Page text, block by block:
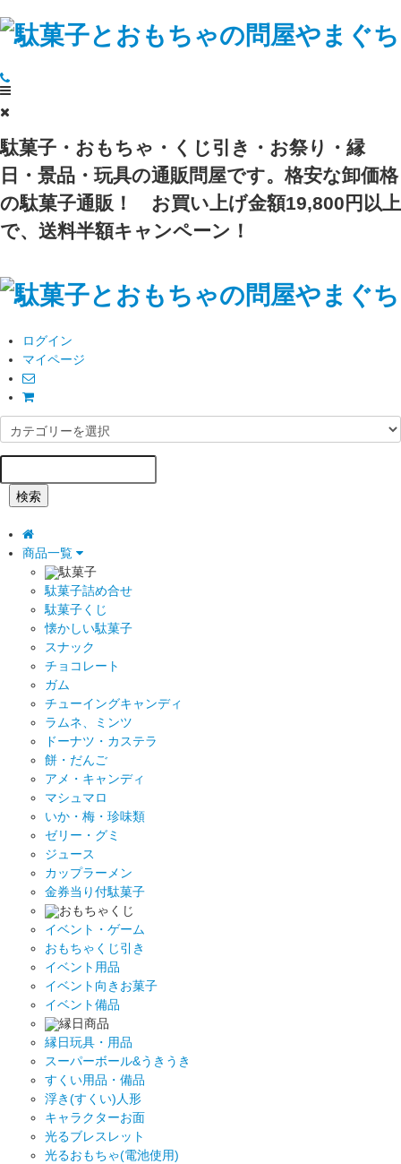
駄菓子・おもちゃ・くじ引き・お祭り・縁
日・景品・玩具の通販問屋です。格安な卸価格
の駄菓子通販！
お買い上げ金額19,800円以上
で、送料半額キャンペーン！
ログイン
マイページ
検索
商品一覧
駄菓子
駄菓子詰め合せ
駄菓子くじ
懐かしい駄菓子
スナック
チョコレート
ガム
チューイングキャンディ
ラムネ、ミンツ
ドーナツ・カステラ
餅・だんご
アメ・キャンディ
マシュマロ
いか・梅・珍味類
ゼリー・グミ
ジュース
カップラーメン
金券当り付駄菓子
おもちゃくじ
イベント・ゲーム
おもちゃくじ引き
イベント用品
イベント向きお菓子
イベント備品
縁日商品
縁日玩具・用品
スーパーボール&うきうき
すくい用品・備品
浮き(すくい)人形
キャラクターお面
光るブレスレット
光るおもちゃ(電池使用)